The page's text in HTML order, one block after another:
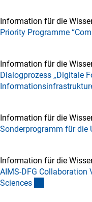
Information für die
Priority Programme
Information für die
Dialogprozess „Digitale
Information für die
Sonderprogramm für die
Information für die
AIMS-DFG
Sciences